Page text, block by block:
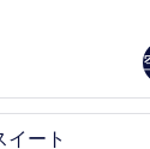
デラッ
イート